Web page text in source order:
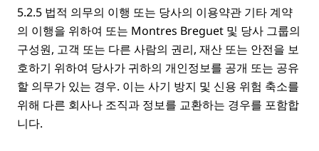
5.2.5 법적 의무의 이행 또는 당사의 이용약관 기타 계약
의 이행을 위하여 또는 Montres Breguet 및 당사 그룹의
구성원, 고객 또는 다른 사람의 권리, 재산 또는 안전을 보
호하기 위하여 당사가 귀하의 개인정보를 공개 또는 공유
할 의무가 있는 경우. 이는 사기 방지 및 신용 위험 축소를
위해 다른 회사나 조직과 정보를 교환하는 경우를 포함합
니다.